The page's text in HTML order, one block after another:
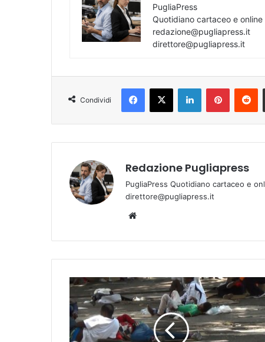
PugliaPress
Quotidiano cartaceo e
redazione@pugliapress.it
direttore@pugliapress.it
Condividi
Redazione Pugliapress
PugliaPress Quotidiano cartaceo e
direttore@pugliapress.it
te
T
a
r
a
n